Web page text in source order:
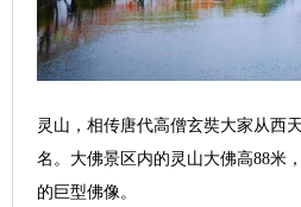
灵山，相传唐代高僧玄奘大家从西
名。大佛景区内的灵山大佛高88米
的巨型佛像。